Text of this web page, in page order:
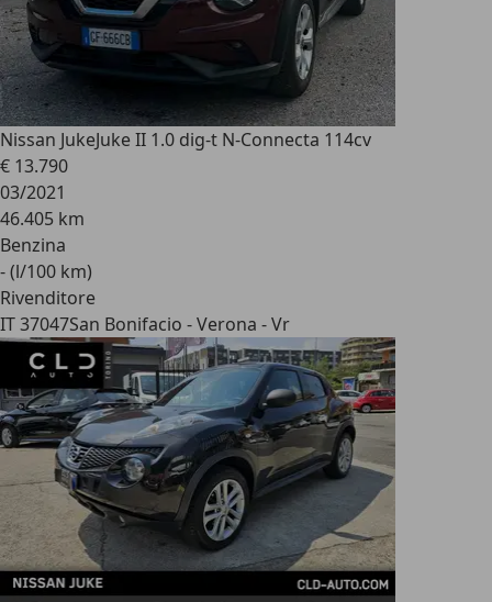
Nissan JukeJuke II 1.0 dig-t N-Connecta 114cv
€ 13.790
03/2021
46.405 km
Benzina
- (l/100 km)
Rivenditore
IT 37047San Bonifacio - Verona - Vr